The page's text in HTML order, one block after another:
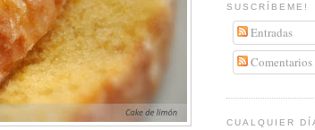
SUSCRÍBEME!
Entradas
Comentarios
CUALQUIER